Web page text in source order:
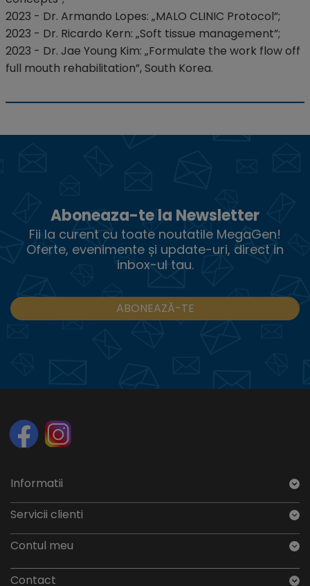
2023 - Dr. Armando Lopes: „MALO CLINIC Protocol”;
2023 - Dr. Ricardo Kern: „Soft tissue management”;
2023 - Dr. Jae Young Kim: „Formulate the work flow off
full mouth rehabilitation”, South Korea.
Aboneaza-te la Newsletter
Fii la curent cu toate noutatile MegaGen!
Oferte, evenimente și update-uri, direct in
inbox-ul tau.
ABONEAZĂ-TE
Informatii
Servicii clienti
Contul meu
Contact